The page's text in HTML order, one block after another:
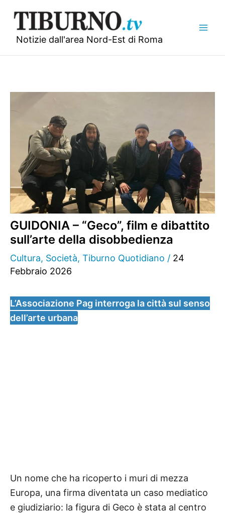
contenuto
Notizie dall'area Nord-Est di Roma
GUIDONIA – “Geco”, film e dibattito
sull’arte della disobbedienza
Cultura, Società, Tiburno Quotidiano / 24
Febbraio 2026
L’Associazione Pag interroga la città sul senso
dell’arte urbana
Un nome che ha ricoperto i muri di mezza
Europa, una firma diventata un caso mediatico
e giudiziario: la figura di Geco è stata al centro